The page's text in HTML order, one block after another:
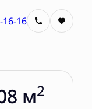
16-16
м2